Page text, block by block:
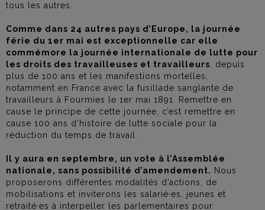
tous les autres.
Comme dans 24 autres pays d’Europe, la journée
férie du 1er mai est exceptionnelle car elle
commémore la journée internationale de lutte pour
les droits des travailleuses et travailleurs , depuis
plus de 100 ans et les manifestions mortelles,
notamment en France avec la fusillade sanglante de
travailleurs à Fourmies le 1er mai 1891. Remettre en
cause le principe de cette journée, c’est remettre en
cause 100 ans d’histoire de lutte sociale pour la
réduction du temps de travail.
Il y aura en septembre, un vote à l’Assemblée
nationale, sans possibilité d’amendement. Nous
proposerons différentes modalités d’actions, de
mobilisations et inviterons les salarié·es, jeunes et
retraité·es à interpeller les parlementaires pour